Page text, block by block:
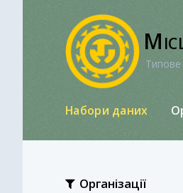
Типове
Набори даних
Організації